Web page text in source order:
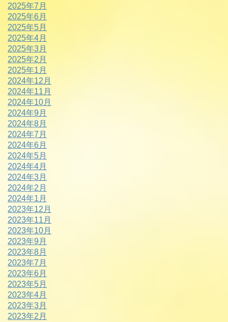
2025年7月
2025年6月
2025年5月
2025年4月
2025年3月
2025年2月
2025年1月
2024年12月
2024年11月
2024年10月
2024年9月
2024年8月
2024年7月
2024年6月
2024年5月
2024年4月
2024年3月
2024年2月
2024年1月
2023年12月
2023年11月
2023年10月
2023年9月
2023年8月
2023年7月
2023年6月
2023年5月
2023年4月
2023年3月
2023年2月